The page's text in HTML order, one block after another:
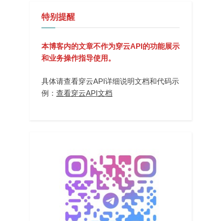
特别提醒
本博客内的文章不作为穿云API的功能展示
和业务操作指导使用。
具体请查看穿云API详细说明文档和代码示
例： 查看穿云API文档